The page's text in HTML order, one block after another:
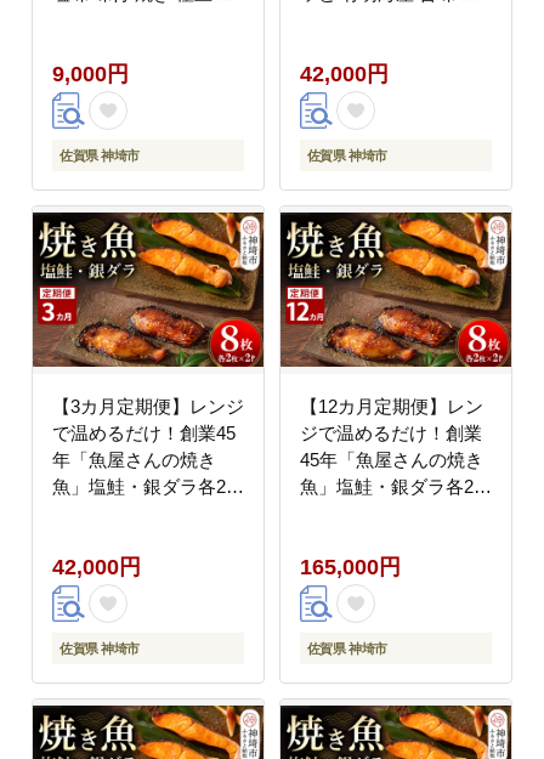
9,000円
佐賀県 神埼市
(H029127)
42,000円
佐賀県 神埼市
【3カ月定期便】レンジ
で温めるだけ！創業45
年「魚屋さんの焼き
魚」塩鮭・銀ダラ各2枚
ン ふるさと納税】
(H032114)
42,000円
佐賀県 神埼市
【12カ月定期便】レン
ジで温めるだけ！創業
45年「魚屋さんの焼き
魚」塩鮭・銀ダラ各2枚
ン ふるさと納税】
(H032117)
165,000円
佐賀県 神埼市